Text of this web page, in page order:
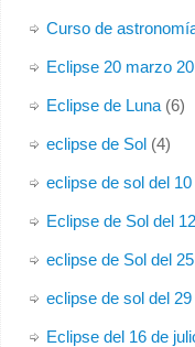
Curso de
Eclipse 20 marzo
Eclipse de Luna(6)
eclipse de Sol(4)
eclipse de sol del 10
Eclipse de Sol del
eclipse de Sol del
eclipse de sol del
Eclipse del 16 de